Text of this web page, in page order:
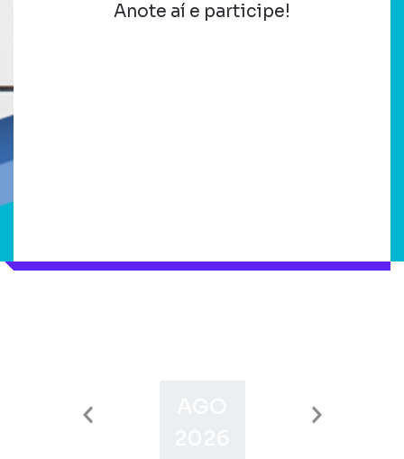
Anote aí e participe!
SET